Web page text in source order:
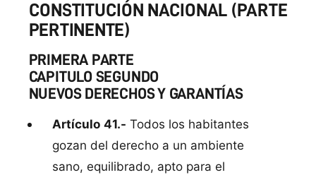
CONSTITUCIÓN NACIONAL (PARTE
PERTINENTE)
PRIMERA PARTE
CAPITULO SEGUNDO
NUEVOS DERECHOS Y GARANTÍAS
Artículo 41.- Todos los habitantes
gozan del derecho a un ambiente
sano, equilibrado, apto para el